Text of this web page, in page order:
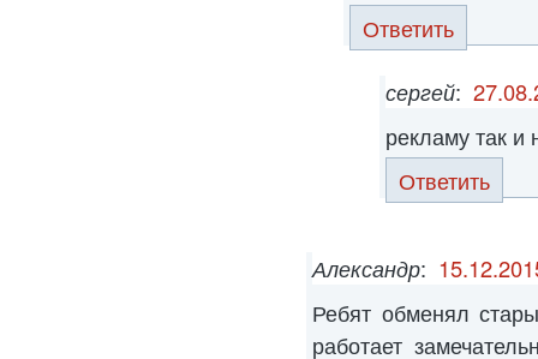
Ответить
сергей:
рекламу так и
Ответить
Александр:
Ребят обменял
работает